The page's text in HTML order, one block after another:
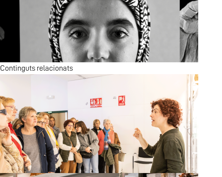
La ciutat: global i local
No és fàcil ser valencià
Continguts relacionats